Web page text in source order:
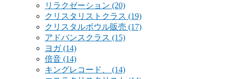
リラクゼーション (20)
クリスタリストクラス (19)
クリスタルボウル販売 (17)
アドバンスクラス (15)
ヨガ(14)
倍音 (14)
キングレコード、 (14)